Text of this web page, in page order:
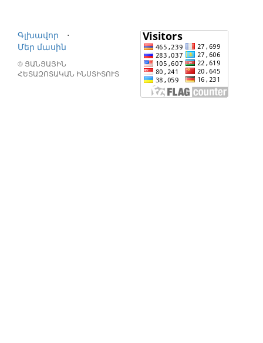
Գլխավոր
⋅
Մեր մասին
© ՑԱՆՑԱՅԻՆ
ՀԵՏԱԶՈՏԱԿԱՆ ԻՆՍՏԻՏՈՒՏ